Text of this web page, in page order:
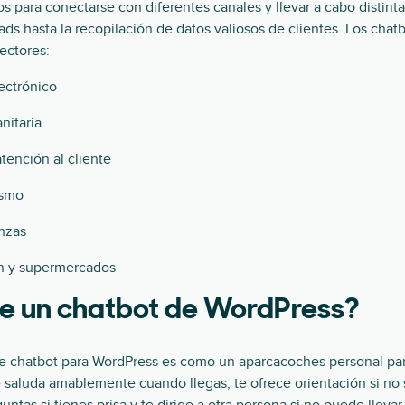
para conectarse con diferentes canales y llevar a cabo
hasta la recopilación de datos valiosos de clientes. Los
al cliente
y supermercados
un chatbot de WordPress?
chatbot para WordPress es como un aparcacoches personal
amablemente cuando llegas, te ofrece orientación si no